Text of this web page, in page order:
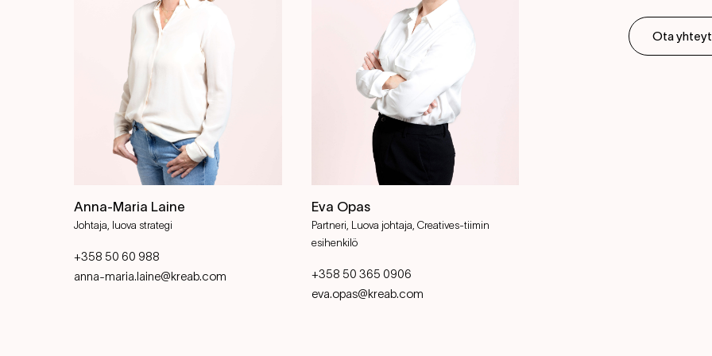
Anna-Maria Laine
Johtaja, luova strategi
+358 50 60 988
anna-maria.laine@kreab.com
Eva Opas
Partneri, Luova johtaja, Creatives-tiimin
esihenkilö
+358 50 365 0906
eva.opas@kreab.com
Ota